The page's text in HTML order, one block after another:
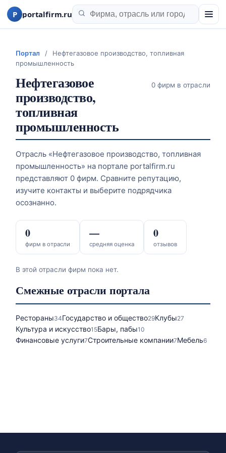
P portalfirm.ru
Портал /
Нефтегазовое производство, топливная
промышленность
Нефтегазовое
производство,
топливная
промышленность
0 фирм в отрасли
Отрасль «Нефтегазовое производство, топливная
промышленность» на портале portalfirm.ru
представляют 0 фирм. Сравните репутацию,
изучите контакты и выберите подрядчика
осознанно.
фирм в отрасли
0
средняя оценка
—
отзывов
0
В этой отрасли фирм пока нет.
Смежные отрасли портала
Рестораны34Государство и общество29Клубы27
Культура и искусство15Бары, пабы10
Финансовые услуги7Строительные компании7Мебель6